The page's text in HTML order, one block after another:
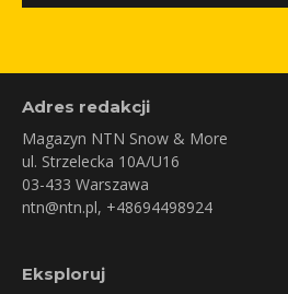
Adres redakcji
Magazyn NTN Snow & More
ul. Strzelecka 10A/U16
03-433 Warszawa
ntn@ntn.pl, +48694498924
Eksploruj